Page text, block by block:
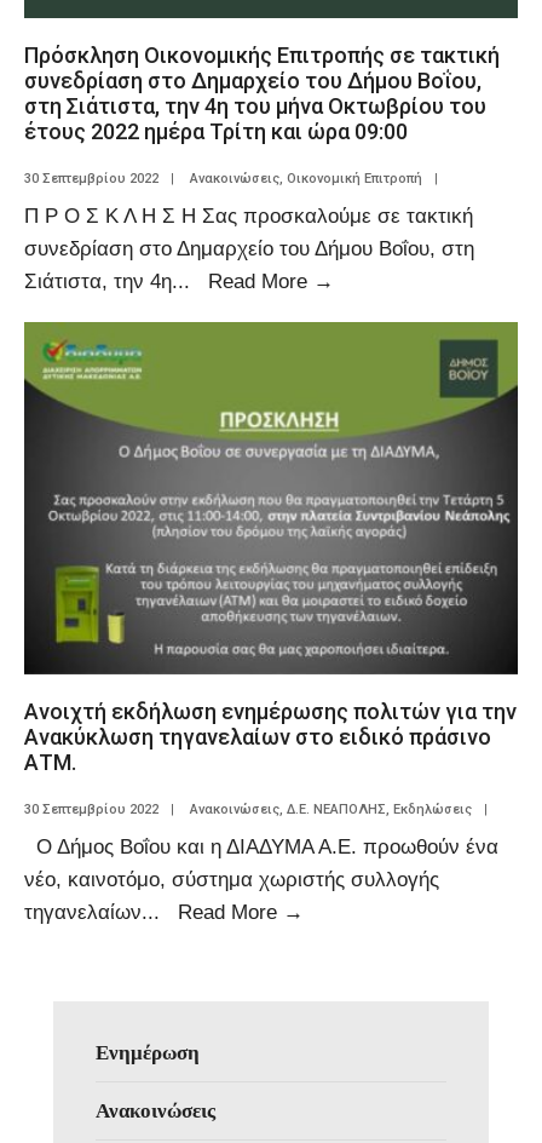
Πρόσκληση Οικονομικής Επιτροπής σε τακτική
συνεδρίαση στο Δημαρχείο του Δήμου Βοΐου,
στη Σιάτιστα, την 4η του μήνα Οκτωβρίου του
έτους 2022 ημέρα Τρίτη και ώρα 09:00
30 Σεπτεμβρίου 2022 | Ανακοινώσεις Οικονομική Επιτροπή |
Π Ρ Ο Σ Κ Λ Η Σ Η Σας προσκαλούμε σε τακτική
συνεδρίαση στο Δημαρχείο του Δήμου Βοΐου, στη
Σιάτιστα, την 4η... Read More →
Ανοιχτή εκδήλωση ενημέρωσης πολιτών για την
Ανακύκλωση τηγανελαίων στο ειδικό πράσινο
ΑΤΜ.
30 Σεπτεμβρίου 2022 | Ανακοινώσεις, Δ.Ε. ΝΕΑΠΟΛΗΣ, Εκδηλώσεις |
Ο Δήμος Βοΐου και η ΔΙΑΔΥΜΑ Α.Ε. προωθούν ένα
νέο, καινοτόμο, σύστημα χωριστής συλλογής
τηγανελαίων... Read More →
Ενημέρωση
Ανακοινώσεις